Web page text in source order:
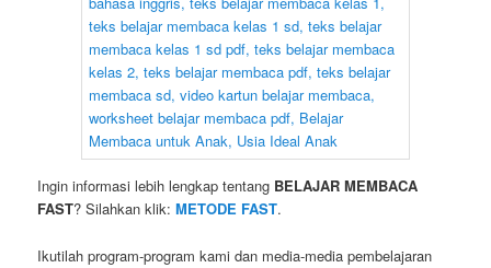
Ingin informasi lebih lengkap tentang BELAJAR MEMBACA
FAST? Silahkan klik:METODE FAST.
Ikutilah program-program kami dan media-media pembelajaran